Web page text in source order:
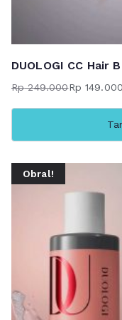
DUOLOGI CC
Rp249.000
Harga
aslinya
Rp 149.000
Harga
saat
Rp 149.000.
Obral!